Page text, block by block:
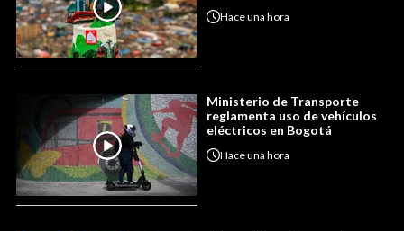
Haceuna hora
Ministerio de Transporte
reglamenta uso de vehículos
eléctricos en Bogotá
Haceuna hora